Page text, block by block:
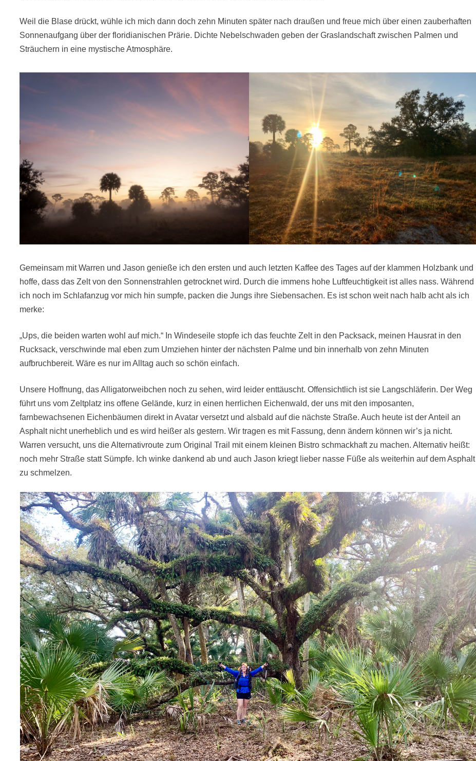
Weil die Blase drückt, wühle ich mich dann doch zehn Minuten später nach draußen und freue mich über einen zauberhaften
Sonnenaufgang über der floridianischen Prärie. Dichte Nebelschwaden geben der Graslandschaft zwischen Palmen und
Sträuchern in eine mystische Atmosphäre.
Gemeinsam mit Warren und Jason genieße ich den ersten und auch letzten Kaffee des Tages auf der klammen Holzbank und
hoffe, dass das Zelt von den Sonnenstrahlen getrocknet wird. Durch die immens hohe Luftfeuchtigkeit ist alles nass. Während
ich noch im Schlafanzug vor mich hin sumpfe, packen die Jungs ihre Siebensachen. Es ist schon weit nach halb acht als ich
merke:
„Ups, die beiden warten wohl auf mich.“ In Windeseile stopfe ich das feuchte Zelt in den Packsack, meinen Hausrat in den
Rucksack, verschwinde mal eben zum Umziehen hinter der nächsten Palme und bin innerhalb von zehn Minuten
aufbruchbereit. Wäre es nur im Alltag auch so schön einfach.
Unsere Hoffnung, das Alligatorweibchen noch zu sehen, wird leider enttäuscht. Offensichtlich ist sie Langschläferin. Der Weg
führt uns vom Zeltplatz ins offene Gelände, kurz in einen herrlichen Eichenwald, der uns mit den imposanten,
farnbewachsenen Eichenbäumen direkt in Avatar versetzt und alsbald auf die nächste Straße. Auch heute ist der Anteil an
Asphalt nicht unerheblich und es wird heißer als gestern. Wir tragen es mit Fassung, denn ändern können wir’s ja nicht.
Warren versucht, uns die Alternativroute zum Original Trail mit einem kleinen Bistro schmackhaft zu machen. Alternativ heißt:
noch mehr Straße statt Sümpfe. Ich winke dankend ab und auch Jason kriegt lieber nasse Füße als weiterhin auf dem Asphalt
zu schmelzen.